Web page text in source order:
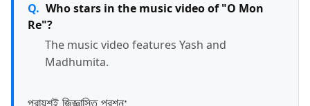
Who stars in the music video of "O Mon
Re"?
The music video features Yash and
Madhumita.